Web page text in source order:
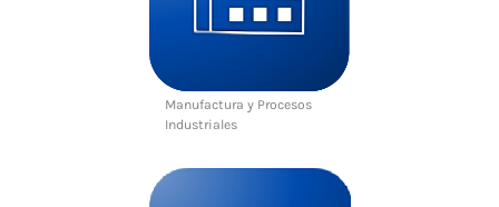
Manufactura y Procesos
Industriales